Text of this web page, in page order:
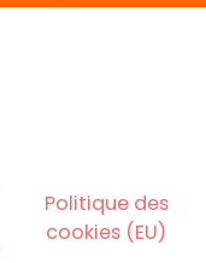
Politique des
cookies (EU)